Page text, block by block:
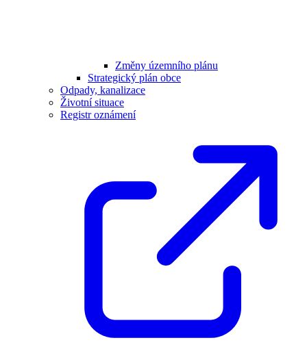
Změny územního plánu
Strategický plán obce
Odpady, kanalizace
Životní situace
Registr oznámení